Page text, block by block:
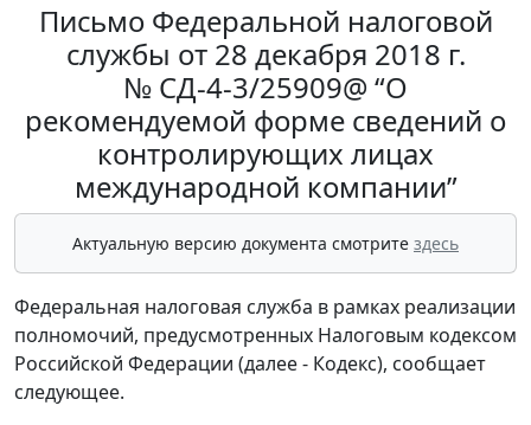
Письмо Федеральной налоговой
службы от 28 декабря 2018 г.
№ СД-4-3/25909@ “О
рекомендуемой форме сведений о
контролирующих лицах
международной компании”
Актуальную версию документа смотрите здесь
Федеральная налоговая служба в рамках реализации
полномочий, предусмотренных Налоговым кодексом
Российской Федерации (далее - Кодекс), сообщает
следующее.